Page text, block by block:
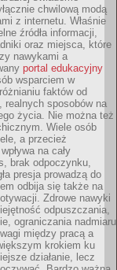
chwilową modą
z internetu. Właśnie
źródła informacji,
oraz miejsca, które
nawykami a
portal edukacyjny
wsparciem w
faktów od
realnych sposobów na
życia. Nie można też
Wiele osób
a przecież
na cały
brak odpoczynku,
presja prowadzą do
odbija się także na
Zdrowe nawyki
odpuszczania,
ograniczania nadmiaru
między pracą a
krokiem ku
działanie, lecz